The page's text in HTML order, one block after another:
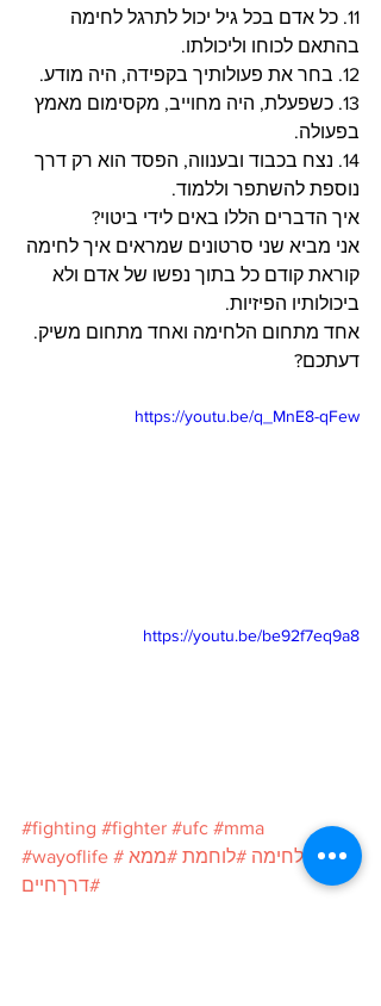
11. כל אדם בכל גיל יכול לתרגל לחימה
בהתאם לכוחו וליכולתו.
12. בחר את פעולותיך בקפידה, היה מודע.
13. כשפעלת, היה מחוייב, מקסימום מאמץ
בפעולה.
14. נצח בכבוד ובענווה, הפסד הוא רק דרך
נוספת להשתפר וללמוד.
איך הדברים הללו באים לידי ביטוי?
אני מביא שני סרטונים שמראים איך לחימה
קוראת קודם כל בתוך נפשו של אדם ולא
ביכולותיו הפיזיות.
אחד מתחום הלחימה ואחד מתחום משיק.
דעתכם?
https://youtu.be/q_MnE8-qFew
https://youtu.be/be92f7eq9a8
#fighting #fighter #ufc #mma
#wayoflife
#לחימה #לוחמת #ממא
#דרךחיים